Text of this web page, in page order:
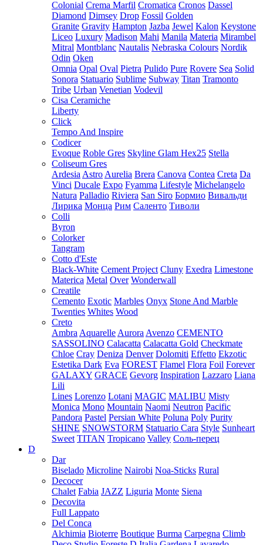
Colonial Crema Marfil Cromatica Cronos Dassel
Diamond Dimsey Drop Fossil Golden
Granite Gravity Hampton Jazba Jewel Kalon Keystone
Liceo Luxury Madison Mahi Manila Materia Mirambel
Mitral Montblanc Nautalis Nebraska Colours Nordik
Odin Oken
Omnia Opal Oval Pietra Pulido Pure Rovere Sea Solid
Sonora Statuario Sublime Subway Titan Tramonto
Tribe Urban Venetian Vodevil
Cisa Ceramiche
Liberty
Click
Tempo And Inspire
Codicer
Evoque Roble Gres Skyline Glam Hex25 Stella
Coliseum Gres
Ardesia Astro Aurelia Brera Canova Contea Creta Da
Vinci Ducale Expo Fyamma Lifestyle Michelangelo
Natura Palladio Riviera San Siro Бормио Вивальди
Лирика Монца Рим Саленто Тиволи
Colli
Byron
Colorker
Tangram
Cotto d'Este
Black-White Cement Project Cluny Exedra Limestone
Materica Metal Over Wonderwall
Creatile
Cemento Exotic Marbles Onyx Stone And Marble
Twenties Whites Wood
Creto
Ambra Aquarelle Aurora Avenzo CEMENTO
SASSOLINO Calacatta Calacatta Gold Checkmate
Chloe Cray Deniza Denver Dolomiti Effetto Ekzotic
Estetika Dark Eva FOREST Flamel Flora Foil Forever
GALAXY GRACE Gevorg Inspiration Lazzaro Liana
Lili
Lines Lorenzo Lotani MAGIC MALIBU Misty
Monica Mono Mountain Naomi Neutron Pacific
Pandora Pastel Persian White Poluna Poly Purity
SHINE SNOWSTORM Statuario Cara Style Sunheart
Sweet TITAN Tropicano Valley Соль-перец
D
Dar
Biselado Microline Nairobi Noa-Sticks Rural
Decocer
Chalet Fabia JAZZ Liguria Monte Siena
Decovita
Full Lappato
Del Conca
Alchimia Bioterre Boutique Burma Carpegna Climb